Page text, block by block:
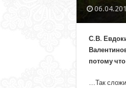
С.В.
потому
…Так